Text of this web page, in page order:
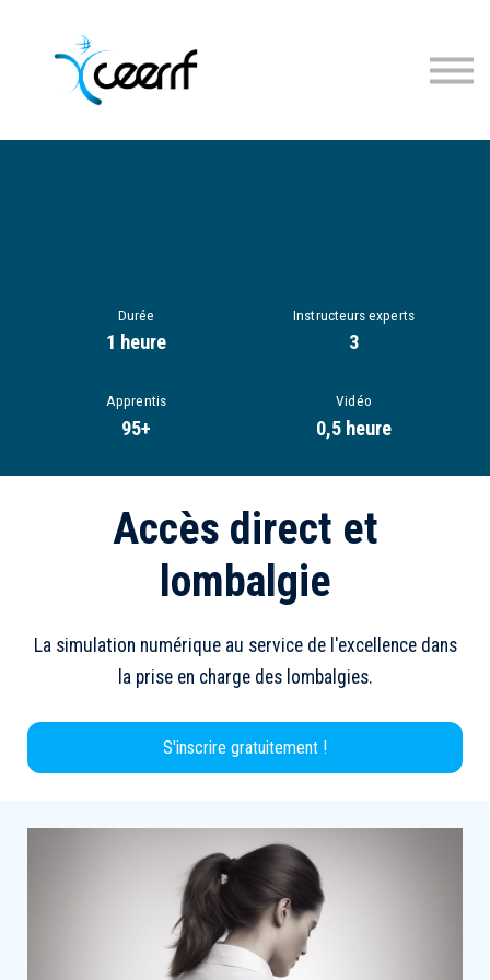
Inscription
Durée
1 heure
Instructeurs experts
3
Apprentis
95+
Vidéo
0,5 heure
Accès direct et
lombalgie
La simulation numérique au service de l'excellence dans
la prise en charge des lombalgies.
S'inscrire gratuitement !